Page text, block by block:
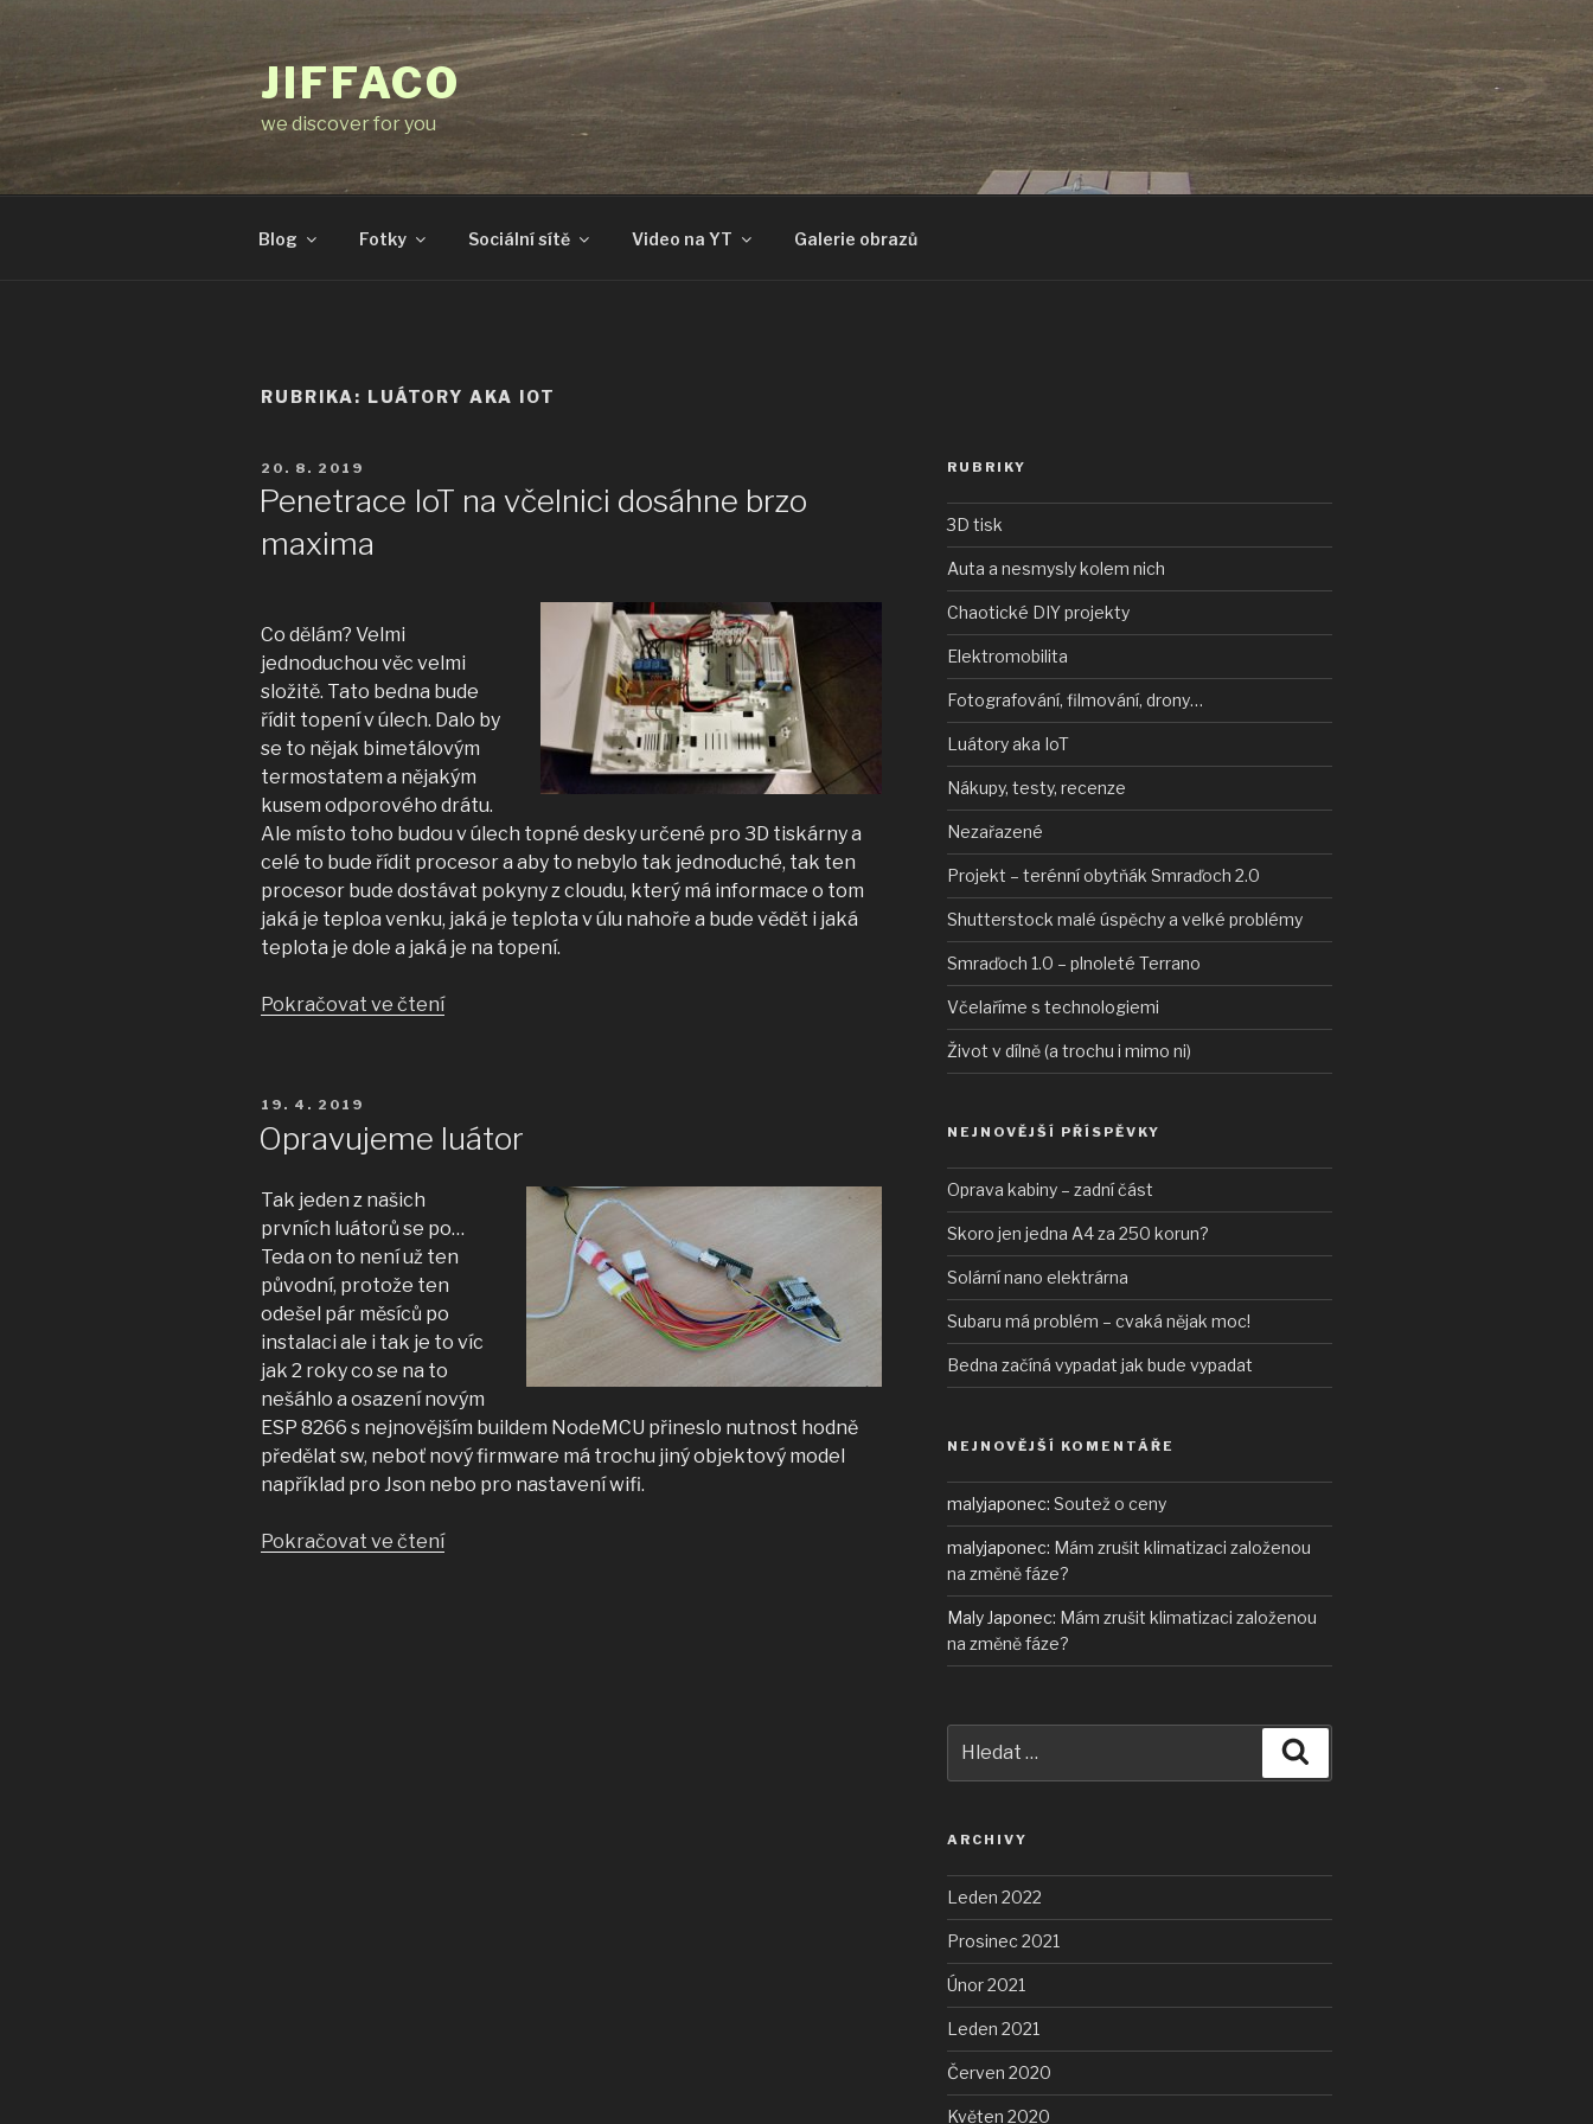
webu
JIFFACO
we discover for you
Blog Fotky Sociální sítě Video na YT Galerie obrazů
RUBRIKA: LUÁTORY AKA IOT
PUBLIKOVÁNO
20. 8. 2019
Penetrace IoT na včelnici dosáhne brzo
maxima
Co dělám? Velmi
jednoduchou věc velmi
složitě. Tato bedna bude
řídit topení v úlech. Dalo by
se to nějak bimetálovým
termostatem a nějakým
kusem odporového drátu.
Ale místo toho budou v úlech topné desky určené pro 3D tiskárny a
celé to bude řídit procesor a aby to nebylo tak jednoduché, tak ten
procesor bude dostávat pokyny z cloudu, který má informace o tom
jaká je teploa venku, jaká je teplota v úlu nahoře a bude vědět i jaká
teplota je dole a jaká je na topení.
Pokračovat ve čtení„Penetrace
brzo
PUBLIKOVÁNO
19. 4. 2019
Opravujeme luátor
Tak jeden z našich
prvních luátorů se po…
Teda on to není už ten
původní, protože ten
odešel pár měsíců po
instalaci ale i tak je to víc
jak 2 roky co se na to
nešáhlo a osazení novým
ESP 8266 s nejnovějším buildem NodeMCU přineslo nutnost hodně
předělat sw, neboť nový firmware má trochu jiný objektový model
například pro Json nebo pro nastavení wifi.
Pokračovat ve čtení„Opravujeme
RUBRIKY
3D tisk
Auta a nesmysly kolem nich
Chaotické DIY projekty
Elektromobilita
Fotografování, filmování, drony…
Luátory aka IoT
Nákupy, testy, recenze
Nezařazené
Projekt – terénní obytňák Smraďoch 2.0
Shutterstock malé úspěchy a velké problémy
Smraďoch 1.0 – plnoleté Terrano
Včelaříme s technologiemi
Život v dílně (a trochu i mimo ni)
NEJNOVĚJŠÍ PŘÍSPĚVKY
Oprava kabiny – zadní část
Skoro jen jedna A4 za 250 korun?
Solární nano elektrárna
Subaru má problém – cvaká nějak moc!
Bedna začíná vypadat jak bude vypadat
NEJNOVĚJŠÍ KOMENTÁŘE
malyjaponec: Soutež o ceny
malyjaponec: Mám zrušit klimatizaci založenou
na změně fáze?
Maly Japonec: Mám zrušit klimatizaci založenou
na změně fáze?
ARCHIVY
Leden 2022
Prosinec 2021
Únor 2021
Leden 2021
Červen 2020
Květen 2020